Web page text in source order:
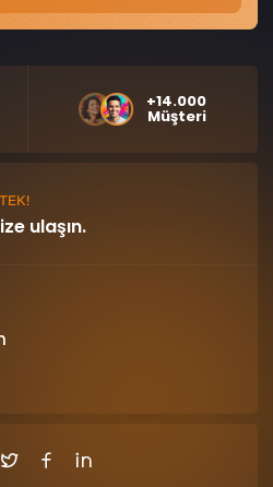
+14.000
Müşteri
ulaşın.